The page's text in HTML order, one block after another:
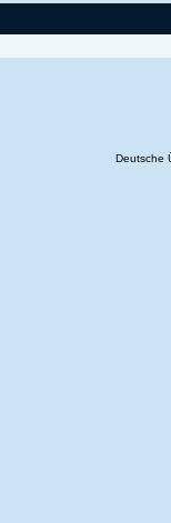
Deutsche